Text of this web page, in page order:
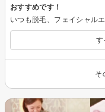
おすすめです！
す
そ